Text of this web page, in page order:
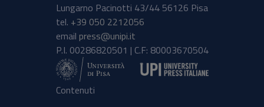
Lungarno Pacinotti 43/44 56126 Pisa
tel. +39 050 2212056
email press@unipi.it
P.I. 00286820501 | C.F: 80003670504
Contenuti